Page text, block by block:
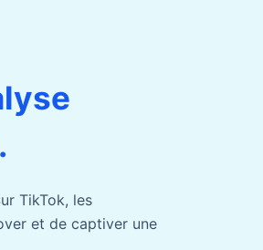
TikTok, les
et de captiver une